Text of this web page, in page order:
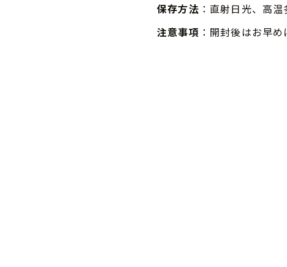
保存方法 ：直射日光、高
注意事項 ：開封後はお早